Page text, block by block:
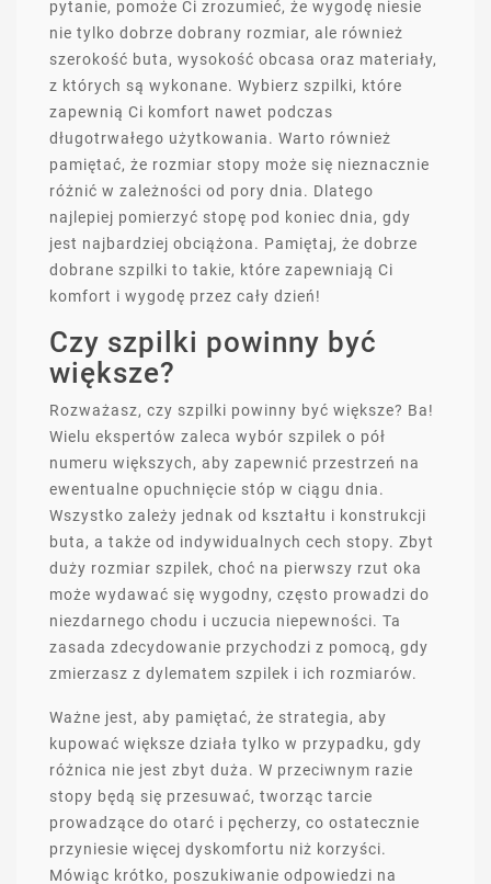
pytanie, pomoże Ci zrozumieć, że wygodę niesie
nie tylko dobrze dobrany rozmiar, ale również
szerokość buta, wysokość obcasa oraz materiały,
z których są wykonane. Wybierz szpilki, które
zapewnią Ci komfort nawet podczas
długotrwałego użytkowania. Warto również
pamiętać, że rozmiar stopy może się nieznacznie
różnić w zależności od pory dnia. Dlatego
najlepiej pomierzyć stopę pod koniec dnia, gdy
jest najbardziej obciążona. Pamiętaj, że dobrze
dobrane szpilki to takie, które zapewniają Ci
komfort i wygodę przez cały dzień!
Czy szpilki powinny być
większe?
Rozważasz, czy szpilki powinny być większe? Ba!
Wielu ekspertów zaleca wybór szpilek o pół
numeru większych, aby zapewnić przestrzeń na
ewentualne opuchnięcie stóp w ciągu dnia.
Wszystko zależy jednak od kształtu i konstrukcji
buta, a także od indywidualnych cech stopy. Zbyt
duży rozmiar szpilek, choć na pierwszy rzut oka
może wydawać się wygodny, często prowadzi do
niezdarnego chodu i uczucia niepewności. Ta
zasada zdecydowanie przychodzi z pomocą, gdy
zmierzasz z dylematem szpilek i ich rozmiarów.
Ważne jest, aby pamiętać, że strategia, aby
kupować większe działa tylko w przypadku, gdy
różnica nie jest zbyt duża. W przeciwnym razie
stopy będą się przesuwać, tworząc tarcie
prowadzące do otarć i pęcherzy, co ostatecznie
przyniesie więcej dyskomfortu niż korzyści.
Mówiąc krótko, poszukiwanie odpowiedzi na